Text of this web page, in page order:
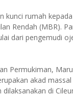
kunci rumah
Rendah (MBR).
dari pengemudi
Permukiman,
akad
di